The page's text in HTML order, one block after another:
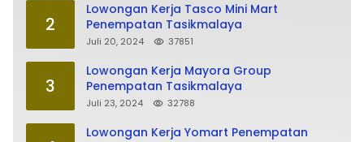
2
Lowongan Kerja Tasco Mini Mart
Penempatan Tasikmalaya
Juli 20, 2024 37851
3
Lowongan Kerja Mayora Group
Penempatan Tasikmalaya
Juli 23, 2024 32788
Lowongan Kerja Yomart Penempatan